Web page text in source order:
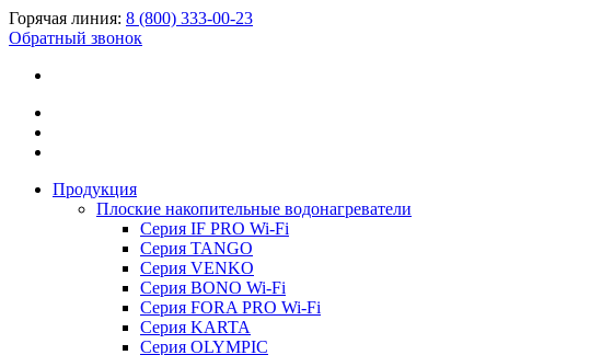
Горячая линия: 8 (800) 333-00-23
Обратный звонок
Продукция
Плоские накопительные водонагреватели
Серия IF PRO Wi-Fi
Серия TANGO
Серия VENKO
Серия BONO Wi-Fi
Серия FORA PRO Wi-Fi
Серия KARTA
Серия OLYMPIC